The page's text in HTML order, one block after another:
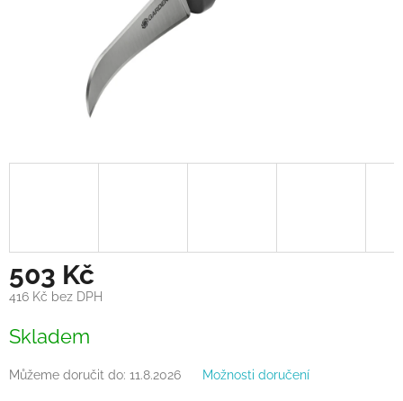
503 Kč
416 Kč bez DPH
cena:
Skladem
Můžeme doručit do: 11.8.2026 Možnosti doručení